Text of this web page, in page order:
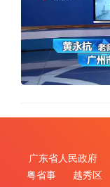
广东省人民政府
粤省事
越秀区